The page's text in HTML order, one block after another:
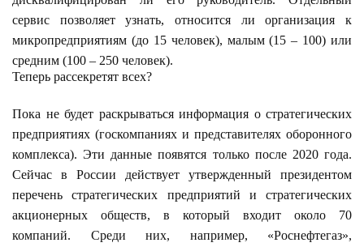
сервис позволяет узнать, относится ли организация к
микропредприятиям (до 15 человек), малым (15 – 100) или
средним (100 – 250 человек).
Теперь рассекретят всех?
Пока не будет раскрываться информация о стратегических
предприятиях (госкомпаниях и представителях оборонного
комплекса). Эти данные появятся только после 2020 года.
Сейчас в России действует утвержденный президентом
перечень стратегических предприятий и стратегических
акционерных обществ, в который входит около 70
компаний. Среди них, например, «Роснефтегаз»,